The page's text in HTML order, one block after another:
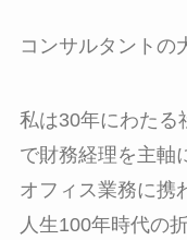
コンサルタントの
私は30年にわたる
で財務経理を主軸
オフィス業務に携
人生100年時代の